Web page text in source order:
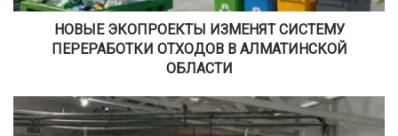
П
Ы
НОВЫЕ ЭКОПРОЕКТЫ ИЗМЕНЯТ СИСТЕМУ
ПЕРЕРАБОТКИ ОТХОДОВ В АЛМАТИНСКОЙ
ОБЛАСТИ
А